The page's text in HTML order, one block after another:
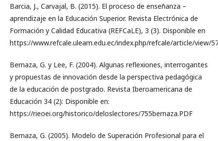
Barcia, J., Carvajal, B. (2015). El proceso de enseñanza –
aprendizaje en la Educación Superior. Revista Electrónica de
Formación y Calidad Educativa (REFCaLE), 3 (3). Disponible en
https://www.refcale.uleam.edu.ec/index.php/refcale/article/view/
Bernaza, G. y Lee, F. (2004). Algunas reflexiones, interrogantes
y propuestas de innovación desde la perspectiva pedagógica
de la educación de postgrado. Revista Iberoamericana de
Educación 34 (2): Disponible en:
https://rieoei.org/historico/deloslectores/755bernaza.PDF
Bernaza, G. (2005). Modelo de Superación Profesional para el